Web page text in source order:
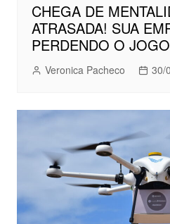
CHEGA DE
ATRASADA! SUA
PERDENDO O
Veronica Pacheco 30/